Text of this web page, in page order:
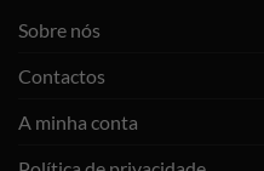
Sobre nós
Contactos
A minha conta